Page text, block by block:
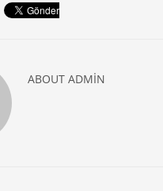
ABOUT ADMIN